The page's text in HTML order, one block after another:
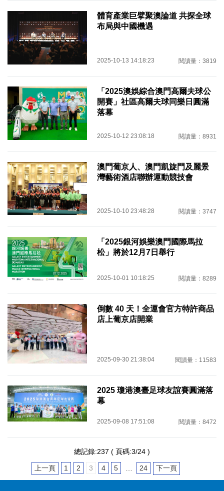
體育產業巨擘聚澳論道 共探全球
布局與中國機遇
2025-10-13 14:18:23 閱讀量：3819
「2025澳娛綜合澳門高爾夫球公
開賽」社區高爾夫球同樂日圓滿
落幕
2025-10-12 23:08:18 閱讀量：8931
澳門葡京人、澳門凱旋門及麗景
灣藝術酒店聯辦運動競技會
2025-10-10 23:48:28 閱讀量：3747
「2025銀河娛樂澳門國際馬拉
松」將於12月7日舉行
2025-10-01 10:18:25 閱讀量：8289
倒數 40 天！全運會官方特許商品
店上葡京店開業
2025-09-30 21:38:04 閱讀量：11583
2025 瓊港澳臺足球友誼賽圓滿落
幕
2025-09-08 17:51:08 閱讀量：8472
總記錄:237 ( 頁碼:3/24 )
上一頁 1 2 3 4 5 24 下一頁